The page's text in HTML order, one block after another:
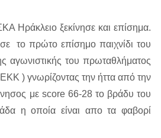
Ηράκλειο ξεκίνησε και επίσημα.
το πρώτο επίσημο παιχνίδι του
αγωνιστικής του πρωταθλήματος
) γνωρίζοντας την ήττα από την
με score 66-28 το βράδυ του
η οποία είναι απο τα φαβορί